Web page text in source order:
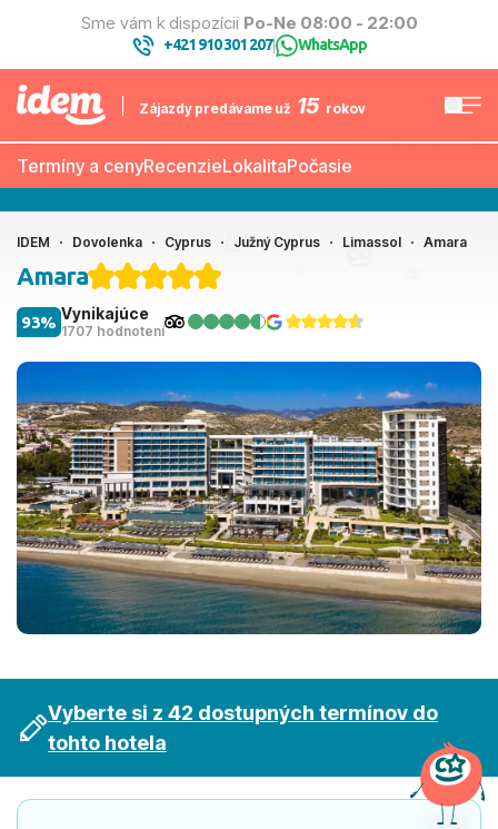
Sme vám k dispozícii Po-Ne 08:00 - 22:00
+421 910 301 207| WhatsApp
Zájazdy predávame už 15 rokov
Termíny a cenyRecenzieLokalitaPočasie
IDEM Dovolenka Cyprus Južný Cyprus Limassol Amara
Amara
Vynikajúce
1707 hodnotení
93%
Vyberte si z 42 dostupných termínov do
tohto hotela